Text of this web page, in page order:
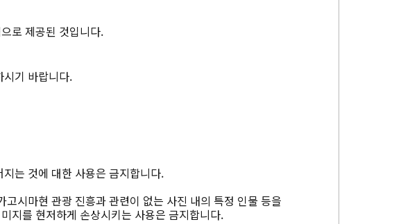
로 제공된 것입니다.
기 바랍니다.
는 것에 대한 사용은 금지합니다.
시마현 관광 진흥과 관련이 없는 사진 내의 특정 인물 등을
지를 현저하게 손상시키는 사용은 금지합니다.